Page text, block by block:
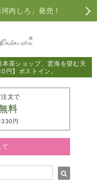
内しろ」発売！
茶ショップ、雲海を望む天
円】ポストイン。
文で
料
330円